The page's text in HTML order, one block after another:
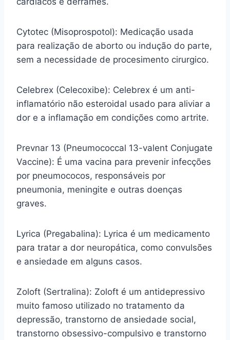
Cytotec (Misoprospotol): Medicação usada
para realização de aborto ou indução do parte,
sem a necessidade de procesimento cirurgico.
Celebrex (Celecoxibe): Celebrex é um anti-
inflamatório não esteroidal usado para aliviar a
dor e a inflamação em condições como artrite.
Prevnar 13 (Pneumococcal 13-valent Conjugate
Vaccine): É uma vacina para prevenir infecções
por pneumococos, responsáveis por
pneumonia, meningite e outras doenças
graves.
Lyrica (Pregabalina): Lyrica é um medicamento
para tratar a dor neuropática, como convulsões
e ansiedade em alguns casos.
Zoloft (Sertralina): Zoloft é um antidepressivo
muito famoso utilizado no tratamento da
depressão, transtorno de ansiedade social,
transtorno obsessivo-compulsivo e transtorno